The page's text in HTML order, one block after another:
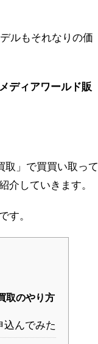
ルもそれなりの価
メディアワールド販
取」で買買い取って
介していきます。
す。
取のやり方
込んでみた